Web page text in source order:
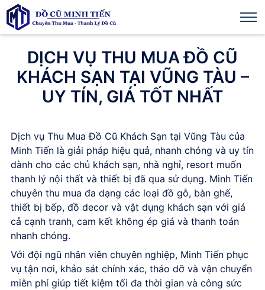
DỊCH VỤ THU MUA ĐỒ CŨ
KHÁCH SẠN TẠI VŨNG TÀU –
UY TÍN, GIÁ TỐT NHẤT
Dịch vụ Thu Mua Đồ Cũ Khách Sạn tại Vũng Tàu của
Minh Tiến là giải pháp hiệu quả, nhanh chóng và uy tín
dành cho các chủ khách sạn, nhà nghỉ, resort muốn
thanh lý nội thất và thiết bị đã qua sử dụng. Minh Tiến
chuyên thu mua đa dạng các loại đồ gỗ, bàn ghế,
thiết bị bếp, đồ decor và vật dụng khách sạn với giá
cả cạnh tranh, cam kết không ép giá và thanh toán
nhanh chóng.
Với đội ngũ nhân viên chuyên nghiệp, Minh Tiến phục
vụ tận nơi, khảo sát chính xác, tháo dỡ và vận chuyển
miễn phí giúp tiết kiệm tối đa thời gian và công sức